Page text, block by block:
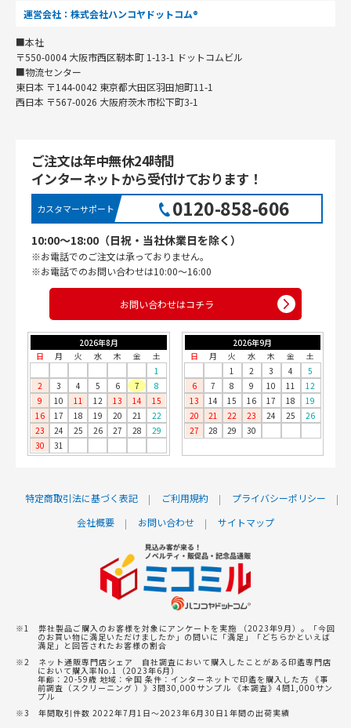
運営会社：株式会社ハンコヤドットコム®
■本社
〒550-0004 大阪市西区靭本町 1-13-1 ドットコムビル
■物流センター
東日本 〒144-0042 東京都大田区羽田旭町11-1
西日本 〒567-0026 大阪府茨木市松下町3-1
ご注文は年中無休24時間
インターネットから受付けております！
カスタマーサポート 0120-858-606
10:00〜18:00（日祝・当社休業日を除く）
※お電話でのご注文は承っておりません。
※お電話でのお問い合わせは10:00〜16:00
お問い合わせはコチラ
2026年8月
日
月 火 水 木 金
土
1
2
3 4 5 6 7
8
9
10 11 12 13 14
15
16
17 18 19 20 21
22
23
24 25 26 27 28
29
30
31
2026年9月
日
月 火 水 木 金
土
1
2 3 4
5
6
7 8 9 10 11
12
13
14 15 16 17 18
19
20
21 22 23 24 25
26
27
28 29 30
特定商取引法に基づく表記 ご利用規約
プライバシーポリシー
会社概要
お問い合わせ サイトマップ
※1 弊社製品ご購入のお客様を対象にアンケートを実施 （2023年9月）。「今回
のお買い物に満足いただけましたか」の問いに「満足」「どちらかといえば
満足」と回答されたお客様の割合
※2 ネット通販専門店シェア 自社調査において購入したことがある印鑑専門店
において購入率No.1（2023年6月）
年齢：20-59歳 地域：全国 条件：インターネットで印鑑を購入した方 《事
前調査（スクリーニング ）》3問30,000サンプル 《本調査》4問1,000サン
プル
※3 年間取引件数 2022年7月1日～2023年6月30日1年間の出荷実績